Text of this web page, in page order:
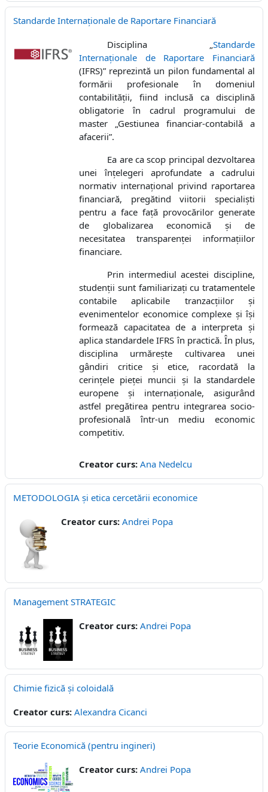
Standarde Internaţionale de Raportare Financiară
Disciplina „Standarde
Internaționale de Raportare Financiară
(IFRS)” reprezintă un pilon fundamental al
formării profesionale în domeniul
contabilității, fiind inclusă ca disciplină
obligatorie în cadrul programului de
master „Gestiunea financiar-contabilă a
afacerii”.
Ea are ca scop principal dezvoltarea
unei înțelegeri aprofundate a cadrului
normativ internațional privind raportarea
financiară, pregătind viitorii specialiști
pentru a face față provocărilor generate
de globalizarea economică și de
necesitatea transparenței informațiilor
financiare.
Prin intermediul acestei discipline,
studenții sunt familiarizați cu tratamentele
contabile aplicabile tranzacțiilor și
evenimentelor economice complexe și își
formează capacitatea de a interpreta și
aplica standardele IFRS în practică. În plus,
disciplina urmărește cultivarea unei
gândiri critice și etice, racordată la
cerințele pieței muncii și la standardele
europene și internaționale, asigurând
astfel pregătirea pentru integrarea socio-
profesională într-un mediu economic
competitiv.
Creator curs: Ana Nedelcu
METODOLOGIA și etica cercetării economice
Creator curs:Andrei Popa
Management STRATEGIC
Creator curs: Andrei Popa
Chimie fizică și coloidală
Creator curs: Alexandra Cicanci
Teorie Economică (pentru ingineri)
Creator curs: Andrei Popa